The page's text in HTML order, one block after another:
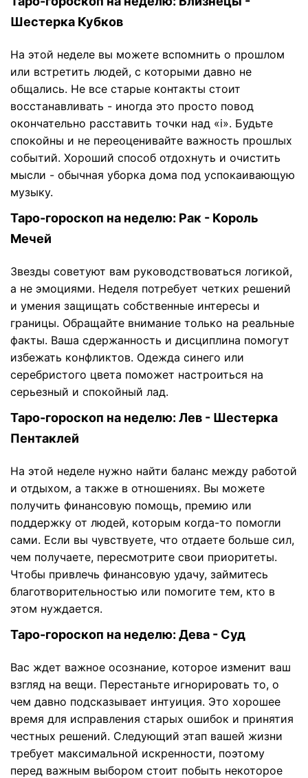
Шестерка Кубков
На этой неделе вы можете вспомнить о прошлом
или встретить людей, с которыми давно не
общались. Не все старые контакты стоит
восстанавливать - иногда это просто повод
окончательно расставить точки над «i». Будьте
спокойны и не переоценивайте важность прошлых
событий. Хороший способ отдохнуть и очистить
мысли - обычная уборка дома под успокаивающую
музыку.
Таро-гороскоп на неделю: Рак - Король
Мечей
Звезды советуют вам руководствоваться логикой,
а не эмоциями. Неделя потребует четких решений
и умения защищать собственные интересы и
границы. Обращайте внимание только на реальные
факты. Ваша сдержанность и дисциплина помогут
избежать конфликтов. Одежда синего или
серебристого цвета поможет настроиться на
серьезный и спокойный лад.
Таро-гороскоп на неделю: Лев - Шестерка
Пентаклей
На этой неделе нужно найти баланс между работой
и отдыхом, а также в отношениях. Вы можете
получить финансовую помощь, премию или
поддержку от людей, которым когда-то помогли
сами. Если вы чувствуете, что отдаете больше сил,
чем получаете, пересмотрите свои приоритеты.
Чтобы привлечь финансовую удачу, займитесь
благотворительностью или помогите тем, кто в
этом нуждается.
Таро-гороскоп на неделю: Дева - Суд
Вас ждет важное осознание, которое изменит ваш
взгляд на вещи. Перестаньте игнорировать то, о
чем давно подсказывает интуиция. Это хорошее
время для исправления старых ошибок и принятия
честных решений. Следующий этап вашей жизни
требует максимальной искренности, поэтому
перед важным выбором стоит побыть некоторое